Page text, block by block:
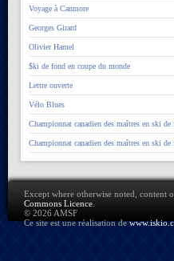
Voyage à Canmore
Georges Girard
Olivier Hamel
$ki de fond en coupe du monde
Lettre ouverte
Vélo Blues
Championnat canadien des maîtres en ski de
Championnat canadien des maîtres en ski de
Except where otherwise noted, content
Commons Licence
© 2026 AMSF
Ce site est une réalisation de